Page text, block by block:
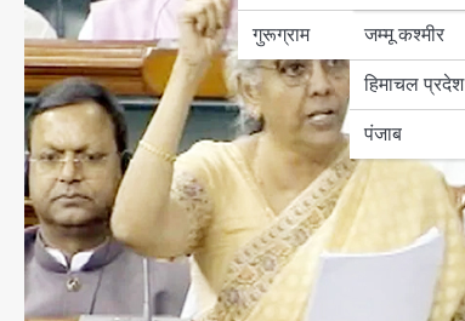
गुरूग्राम
जम्मू कश्मीर
हिमाचल प्रदेश
पंजाब